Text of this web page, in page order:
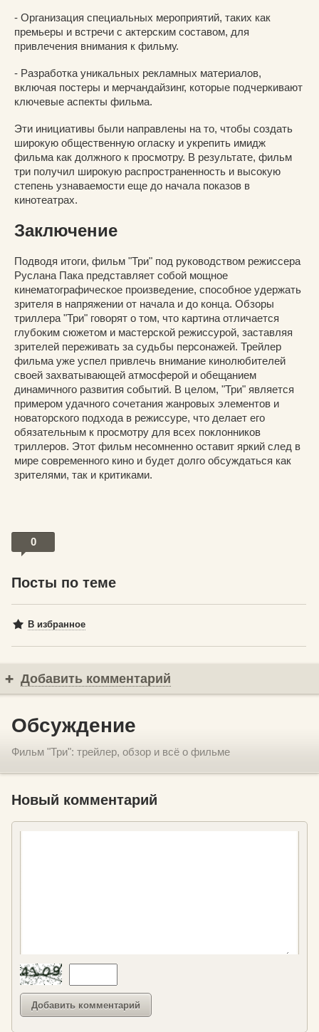
- Организация специальных мероприятий, таких как
премьеры и встречи с актерским составом, для
привлечения внимания к фильму.
- Разработка уникальных рекламных материалов,
включая постеры и мерчандайзинг, которые подчеркивают
ключевые аспекты фильма.
Эти инициативы были направлены на то, чтобы создать
широкую общественную огласку и укрепить имидж
фильма как должного к просмотру. В результате, фильм
три получил широкую распространенность и высокую
степень узнаваемости еще до начала показов в
кинотеатрах.
Заключение
Подводя итоги, фильм "Три" под руководством режиссера
Руслана Пака представляет собой мощное
кинематографическое произведение, способное удержать
зрителя в напряжении от начала и до конца. Обзоры
триллера "Три" говорят о том, что картина отличается
глубоким сюжетом и мастерской режиссурой, заставляя
зрителей переживать за судьбы персонажей. Трейлер
фильма уже успел привлечь внимание кинолюбителей
своей захватывающей атмосферой и обещанием
динамичного развития событий. В целом, "Три" является
примером удачного сочетания жанровых элементов и
новаторского подхода в режиссуре, что делает его
обязательным к просмотру для всех поклонников
триллеров. Этот фильм несомненно оставит яркий след в
мире современного кино и будет долго обсуждаться как
зрителями, так и критиками.
0
Посты по теме
В избранное
Добавить комментарий
Обсуждение
Фильм "Три": трейлер, обзор и всё о фильме
Новый комментарий